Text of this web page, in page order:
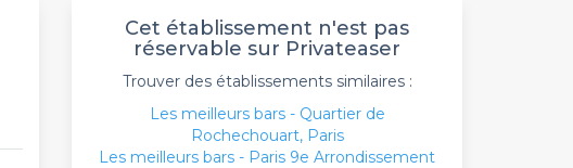
Cet établissement n'est pas
réservable sur Privateaser
Trouver des établissements similaires :
Les meilleurs bars - Quartier de
Rochechouart, Paris
Les meilleurs bars - Paris 9e Arrondissement